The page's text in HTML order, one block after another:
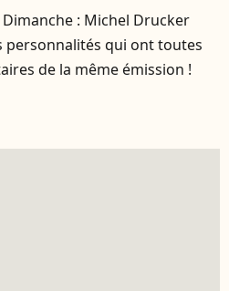
: Michel Drucker
personnalités qui ont toutes
de la même émission !